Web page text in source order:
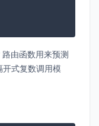
由函数用来预测
式复数调用模